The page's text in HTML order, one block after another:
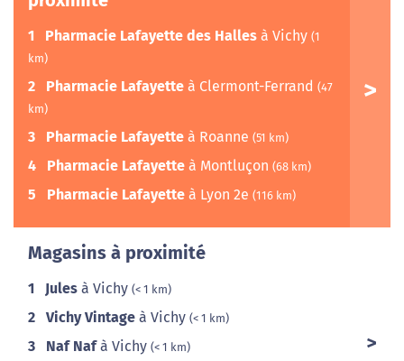
1 Pharmacie Lafayette des Halles à Vichy (1
km)
2 Pharmacie Lafayette à Clermont-Ferrand (47
km)
3 Pharmacie Lafayette à Roanne (51 km)
4 Pharmacie Lafayette à Montluçon (68 km)
5 Pharmacie Lafayette à Lyon 2e (116 km)
Magasins à proximité
1 Jules à Vichy (< 1 km)
2 Vichy Vintage à Vichy (< 1 km)
3 Naf Nafà Vichy (< 1 km)